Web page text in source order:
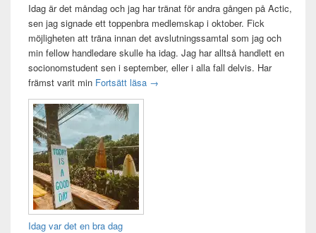
Idag är det måndag och jag har tränat för andra gången på Actic,
sen jag signade ett toppenbra medlemskap i oktober. Fick
möjligheten att träna innan det avslutningssamtal som jag och
min fellow handledare skulle ha idag. Jag har alltså handlett en
socionomstudent sen i september, eller i alla fall delvis. Har
främst varit min Fortsätt läsa Att vara handledare åt en student
→
Idag var det en bra dag